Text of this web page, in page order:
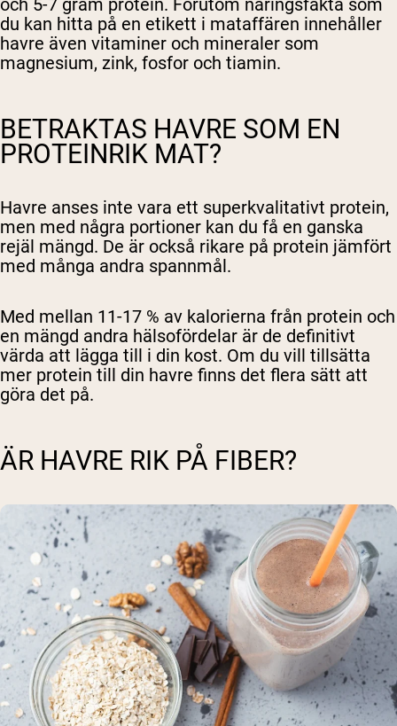
och 5-7 gram protein. Förutom näringsfakta som
du kan hitta på en etikett i mataffären innehåller
havre även vitaminer och mineraler som
magnesium, zink, fosfor och tiamin.
BETRAKTAS HAVRE SOM EN
PROTEINRIK MAT?
Havre anses inte vara ett superkvalitativt protein,
men med några portioner kan du få en ganska
rejäl mängd. De är också rikare på protein jämfört
med många andra spannmål.
Med mellan 11-17 % av kalorierna från protein och
en mängd andra hälsofördelar är de definitivt
värda att lägga till i din kost. Om du vill tillsätta
mer protein till din havre finns det flera sätt att
göra det på.
ÄR HAVRE RIK PÅ FIBER?